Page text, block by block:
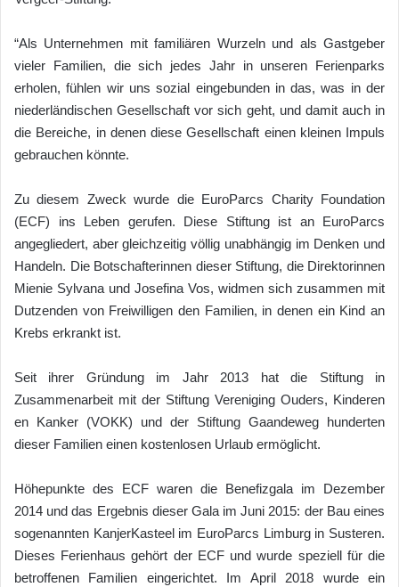
“Als Unternehmen mit familiären Wurzeln und als Gastgeber
vieler Familien, die sich jedes Jahr in unseren Ferienparks
erholen, fühlen wir uns sozial eingebunden in das, was in der
niederländischen Gesellschaft vor sich geht, und damit auch in
die Bereiche, in denen diese Gesellschaft einen kleinen Impuls
gebrauchen könnte.
Zu diesem Zweck wurde die EuroParcs Charity Foundation
(ECF) ins Leben gerufen. Diese Stiftung ist an EuroParcs
angegliedert, aber gleichzeitig völlig unabhängig im Denken und
Handeln. Die Botschafterinnen dieser Stiftung, die Direktorinnen
Mienie Sylvana und Josefina Vos, widmen sich zusammen mit
Dutzenden von Freiwilligen den Familien, in denen ein Kind an
Krebs erkrankt ist.
Seit ihrer Gründung im Jahr 2013 hat die Stiftung in
Zusammenarbeit mit der Stiftung Vereniging Ouders, Kinderen
en Kanker (VOKK) und der Stiftung Gaandeweg hunderten
dieser Familien einen kostenlosen Urlaub ermöglicht.
Höhepunkte des ECF waren die Benefizgala im Dezember
2014 und das Ergebnis dieser Gala im Juni 2015: der Bau eines
sogenannten KanjerKasteel im EuroParcs Limburg in Susteren.
Dieses Ferienhaus gehört der ECF und wurde speziell für die
betroffenen Familien eingerichtet. Im April 2018 wurde ein